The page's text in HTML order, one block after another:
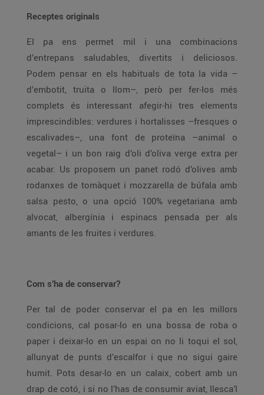
Receptes originals
El pa ens permet mil i una combinacions
d’entrepans saludables, divertits i deliciosos.
Podem pensar en els habituals de tota la vida –
d’embotit, truita o llom–, però per fer-los més
complets és interessant afegir-hi tres elements
imprescindibles: verdures i hortalisses –fresques o
escalivades–, una font de proteïna –animal o
vegetal– i un bon raig d’oli d’oliva verge extra per
acabar. Us proposem un panet rodó d’olives amb
rodanxes de tomàquet i mozzarella de búfala amb
salsa pesto, o una opció 100% vegetariana amb
alvocat, albergínia i espinacs pensada per als
amants de les fruites i verdures.
Com s’ha de conservar?
Per tal de poder conservar el pa en les millors
condicions, cal posar-lo en una bossa de roba o
paper i deixar-lo en un espai on no li toqui el sol,
allunyat de punts d’escalfor i que no sigui gaire
humit. Pots desar-lo en un calaix, cobert amb un
drap de cotó, i si no l’has de consumir aviat, llesca’l